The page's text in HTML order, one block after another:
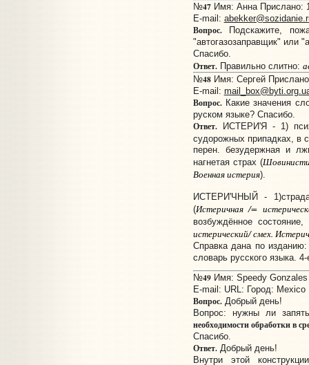
№47Имя: Анна Прислано:
E-mail:
Вопрос.Подскажите,
"автогазозаправщик" или
Спасибо.
Ответ.Правильно слитно:
№48Имя: Сергей
E-mail:
Вопрос.Какие значения
руском языке? Спасибо.
Ответ.ИСТЕРИ'Я - 1)
судорожных припадках, в
перен. безудержная и
нагнетая страх (
Военная истерия).
ИСТЕРИ'ЧНЫЙ -
(Истеричная /=
возбуждённое
истерический/ смех.
Справка дана по
словарь русского языка.
№49Имя: Speedy Gonzales
E-mail: URL: Город: Mexico
Вопрос.Добрый день!
Вопрос: нужны ли
необходимости обработки в
Спасибо.
Ответ.Добрый день!
Внутри этой